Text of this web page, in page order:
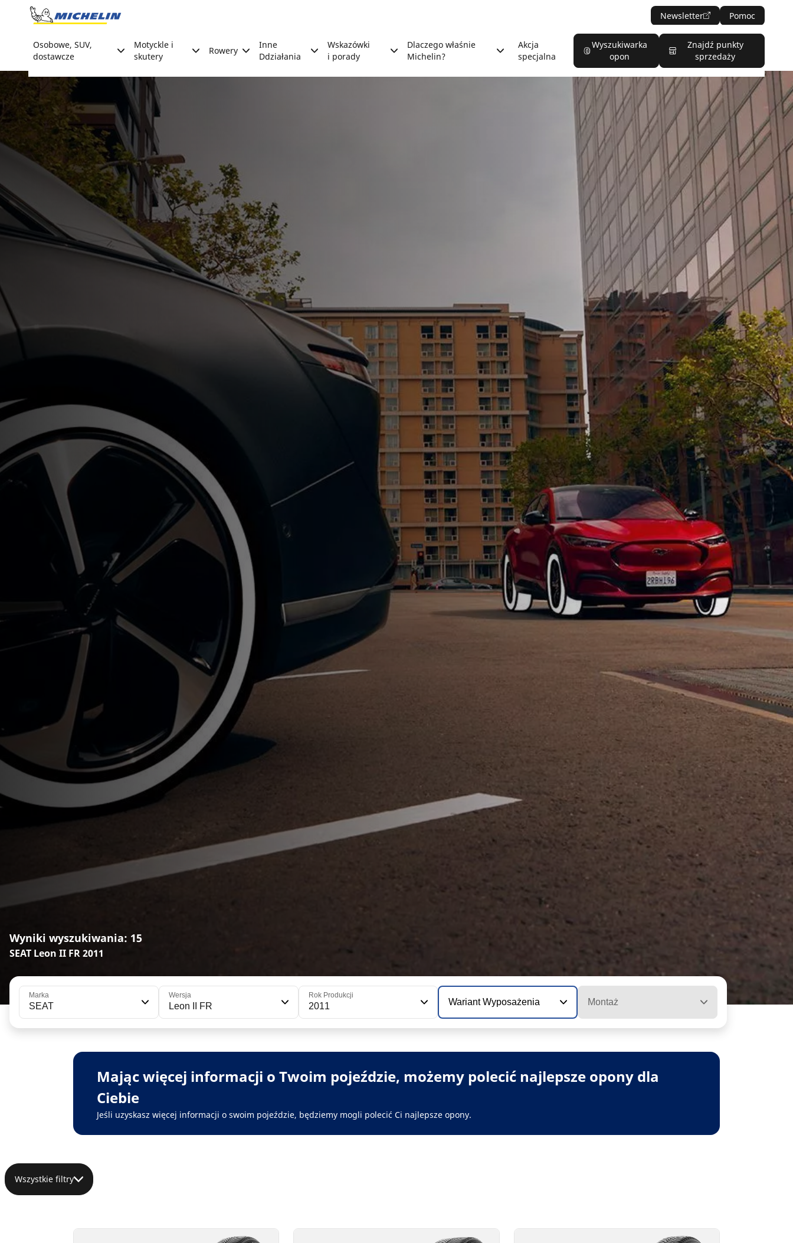
Go to page content
Newsletter Pomoc
Osobowe, SUV,
dostawcze
Motyckle i
skutery
Rowery
Inne
Ddziałania
Wskazówki
i porady
Dlaczego właśnie
Michelin?
Akcja
specjalna
Wyszukiwarka
opon
Znajdź punkty
sprzedaży
Wyniki wyszukiwania: 15
SEAT Leon II FR 2011
Marka
SEAT
Wersja
Leon II FR
Rok Produkcji
2011 Wariant Wyposażenia Montaż
Mając więcej informacji o Twoim pojeździe, możemy polecić najlepsze opony dla
Ciebie
Jeśli uzyskasz więcej informacji o swoim pojeździe, będziemy mogli polecić Ci najlepsze opony.
Wszystkie filtry